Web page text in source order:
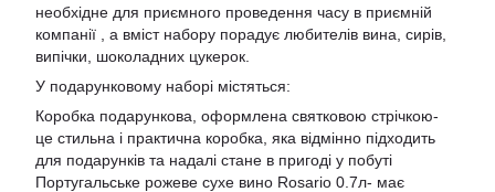
необхідне для приємного проведення часу в приємній
компанії , а вміст набору порадує любителів вина, сирів,
випічки, шоколадних цукерок.
У подарунковому наборі містяться:
Коробка подарункова, оформлена святковою стрічкою-
це стильна і практична коробка, яка відмінно підходить
для подарунків та надалі стане в пригоді у побуті
Португальське рожеве сухе вино Rosario 0.7л- має